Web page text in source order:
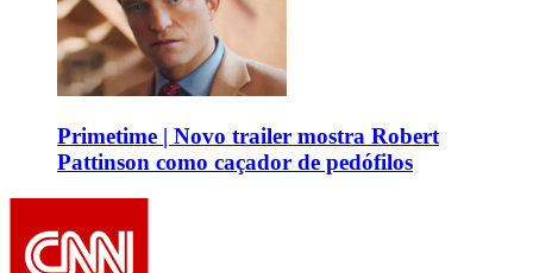
Primetime | Novo trailer mostra Robert
Pattinson como caçador de pedófilos